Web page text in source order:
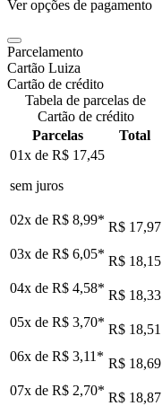
Ver opções de pagamento
Parcelamento
Cartão Luiza
Cartão de crédito
Tabela de parcelas de
Cartão de crédito
Parcelas
Total
01x de R$ 17,45
sem juros
02x de R$ 8,99* R$ 17,97
03x de R$ 6,05* R$ 18,15
04x de R$ 4,58* R$ 18,33
05x de R$ 3,70* R$ 18,51
06x de R$ 3,11 * R$ 18,69
07x de R$ 2,70* R$ 18,87